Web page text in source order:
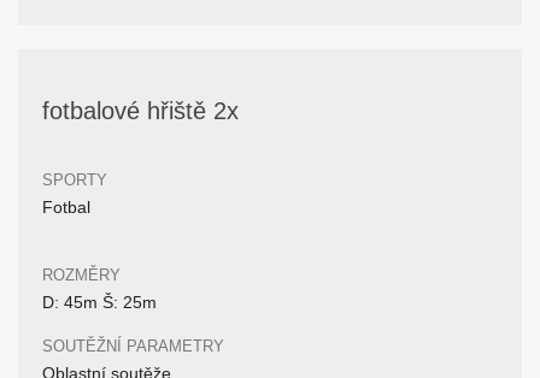
fotbalové hřiště 2x
SPORTY
Fotbal
ROZMĚRY
D: 45m Š: 25m
SOUTĚŽNÍ PARAMETRY
Oblastní soutěže